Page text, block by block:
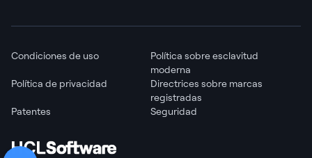
Condiciones de uso
Política sobre esclavitud
moderna
Política de privacidad
Directrices sobre marcas
registradas
Patentes
Seguridad